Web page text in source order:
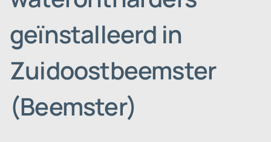
geïnstalleerd in
Zuidoostbeemster
(Beemster)